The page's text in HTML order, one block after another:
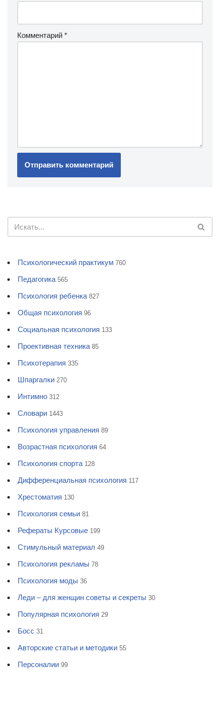
Комментарий *
Психологический практикум 760
Педагогика 565
Психология ребенка 827
Общая психология 96
Социальная психология 133
Проективная техника 85
Психотерапия 335
Шпаргалки 270
Интимно 312
Словари 1443
Психология управления 89
Возрастная психология 64
Психология спорта 128
Дифференциальная психология 117
Хрестоматия 130
Психология семьи 81
Рефераты Курсовые 199
Стимульный материал 49
Психология рекламы 78
Психология моды 36
Леди – для женщин советы и секреты 30
Популярная психология 29
Босс 31
Авторские статьи и методики 55
Персоналии 99